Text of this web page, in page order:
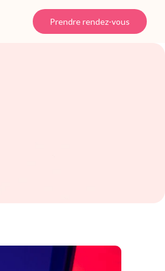
Prendre rendez-vous